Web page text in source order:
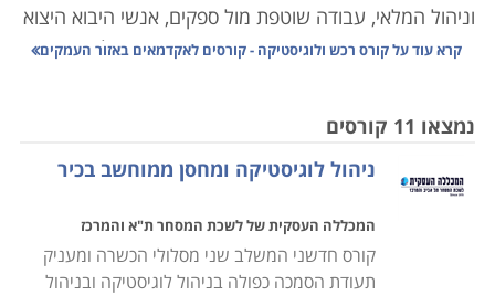
וניהול המלאי, עבודה שוטפת מול ספקים, אנשי היבוא היצוא
והעובדים באופן מדויק, הדורש תיאום אחיד עם כל הגורמים
הנושאים הנלמדים בקורס הם ניהול המשאב האנושי, ניהול
איכות, ארגון ותפעול מלאי העסק, ניהול הצד הפיננסי,
עריכת חוזים ומציאת התאמה בין הצרכים של העסק ליכולת
התקציבית, שכן עסק שאינו מנהל את הרכש באופן תקין,
עשוי מהר מאוד להיקלע לקשיים שלעתים בלתי הפיכים.
קרא עוד עלקורס רכש ולוגיסטיקה - קורסים לאקדמאים באזור העמקים
נמצאו 11 קורסים
ניהול לוגיסטיקה ומחסן ממוחשב בכיר
המכללה העסקית של לשכת המסחר ת"א והמרכז
קורס חדשני המשלב שני מסלולי הכשרה ומעניק
תעודת הסמכה כפולה בניהול לוגיסטיקה ובניהול